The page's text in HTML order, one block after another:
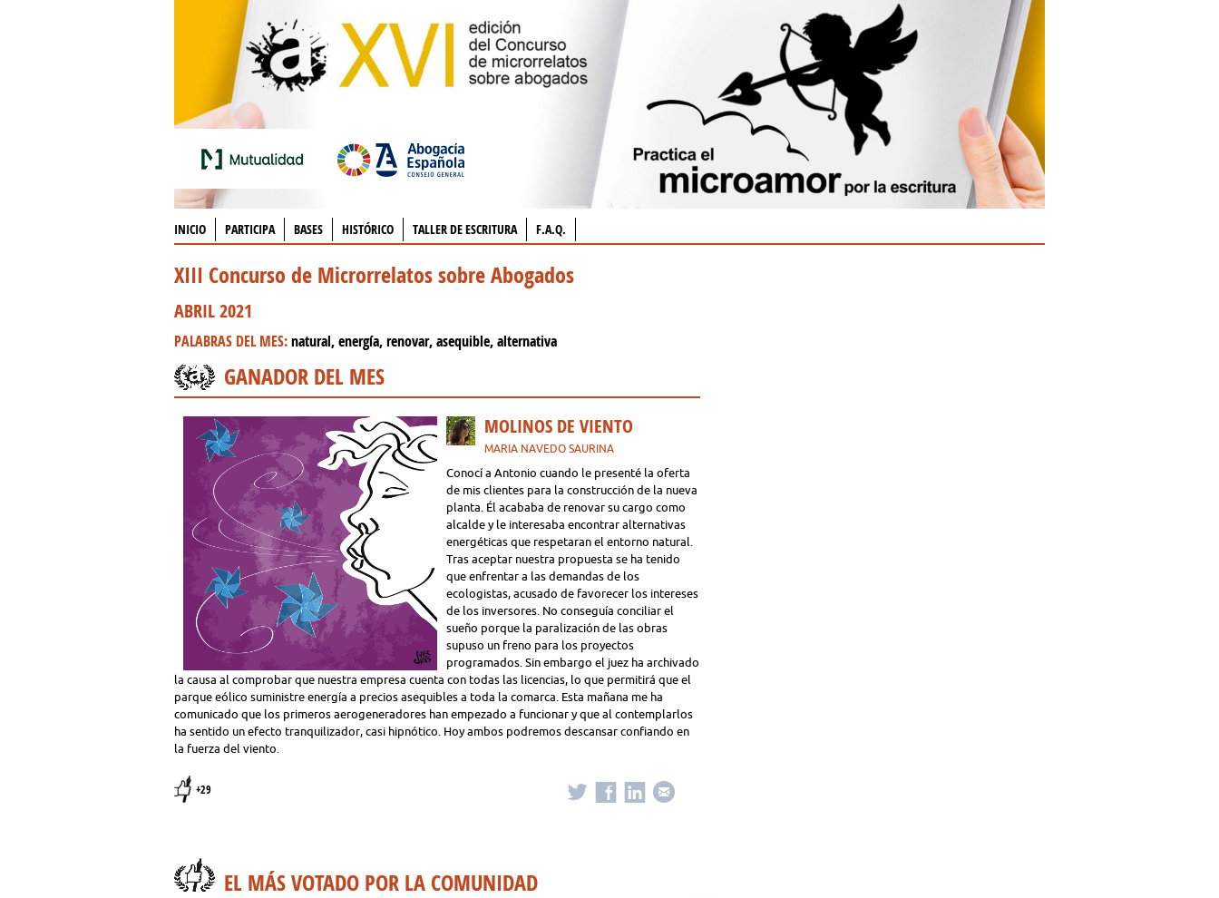
INICIO PARTICIPA BASES HISTÓRICO TALLER DE ESCRITURA F.A.Q.
XIII Concurso de Microrrelatos sobre Abogados
ABRIL 2021
PALABRAS DEL MES:natural, energía, renovar, asequible, alternativa
GANADOR DEL MES
MOLINOS DE VIENTO
MARIA NAVEDO SAURINA
Conocí a Antonio cuando le presenté la oferta
de mis clientes para la construcción de la nueva
planta. Él acababa de renovar su cargo como
alcalde y le interesaba encontrar alternativas
energéticas que respetaran el entorno natural.
Tras aceptar nuestra propuesta se ha tenido
que enfrentar a las demandas de los
ecologistas, acusado de favorecer los intereses
de los inversores. No conseguía conciliar el
sueño porque la paralización de las obras
supuso un freno para los proyectos
programados. Sin embargo el juez ha archivado
la causa al comprobar que nuestra empresa cuenta con todas las licencias, lo que permitirá que el
parque eólico suministre energía a precios asequibles a toda la comarca. Esta mañana me ha
comunicado que los primeros aerogeneradores han empezado a funcionar y que al contemplarlos
ha sentido un efecto tranquilizador, casi hipnótico. Hoy ambos podremos descansar confiando en
la fuerza del viento.
+29
EL MÁS VOTADO POR LA COMUNIDAD